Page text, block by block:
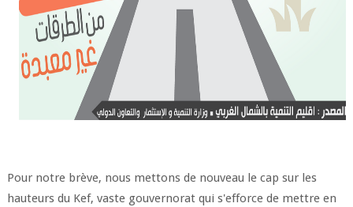
Pour notre brève, nous mettons de nouveau le cap sur les
hauteurs du Kef, vaste gouvernorat qui s'efforce de mettre en